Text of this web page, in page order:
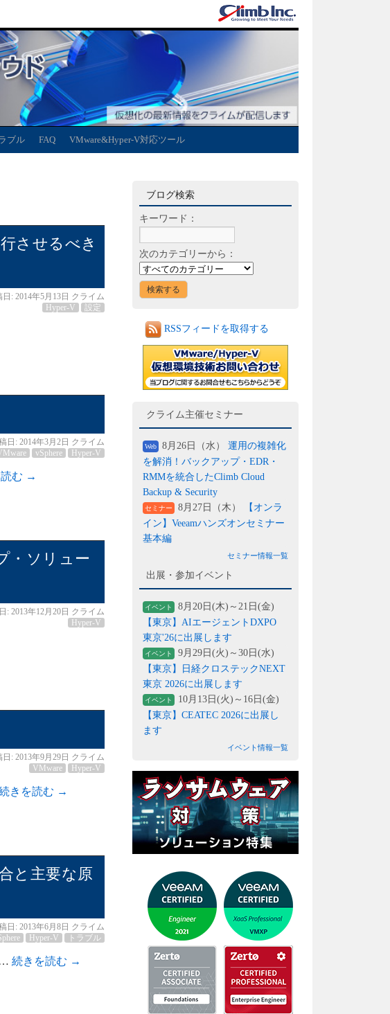
ブル FAQ VMware&Hyper-V対応ツール
させるべき
日: 2014年5月13日 クライム
Hyper-V
設定
日: 2014年3月2日 クライム
vSphere Hyper-V
む →
・ソリュー
: 2013年12月20日 クライム
Hyper-V
日: 2013年9月29日 クライム
VMware
Hyper-V
きを読む →
と主要な原
日: 2013年6月8日 クライム
Hyper-V トラブル
… 続きを読む →
ブログ検索
キーワード：
次のカテゴリーから：
RSSフィードを取得する
クライム主催セミナー
Web 8月26日（水） 運用の複雑化
を解消！バックアップ・EDR・
RMMを統合したClimb Cloud
Backup & Security
セミナー 8月27日（木）
【オンラ
イン】Veeamハンズオンセミナー
基本編
セミナー情報一覧
出展・参加イベント
イベント
8月20日(木)～21日(金)
【東京】AIエージェントDXPO
東京'26に出展します
イベント
9月29日(火)～30日(水)
【東京】日経クロステックNEXT
東京 2026に出展します
イベント
10月13日(火)～16日(金)
【東京】CEATEC 2026に出展し
ます
イベント情報一覧